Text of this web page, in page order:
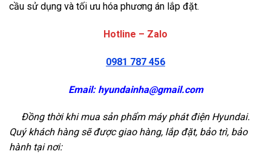
cầu sử dụng và tối ưu hóa phương án lắp đặt.
Hotline – Zalo
0981 787 456
Email: hyundainha@gmail.com
Đồng thời khi mua sản phẩm máy phát điện Hyundai.
Quý khách hàng sẽ được giao hàng, lắp đặt, bảo trì, bảo
hành tại nơi: